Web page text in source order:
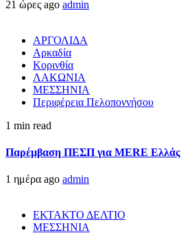
21 ώρες ago admin
ΑΡΓΟΛΙΔΑ
Αρκαδία
Κορινθία
ΛΑΚΩΝΙΑ
ΜΕΣΣΗΝΙΑ
Περιφέρεια Πελοποννήσου
1 min read
Παρέμβαση ΠΕΣΠ για MERE Ελλάς
1 ημέρα ago admin
ΕΚΤΑΚΤΟ ΔΕΛΤΙΟ
ΜΕΣΣΗΝΙΑ